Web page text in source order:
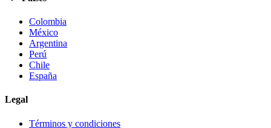
Colombia
México
Argentina
Perú
Chile
España
Legal
Términos y condiciones